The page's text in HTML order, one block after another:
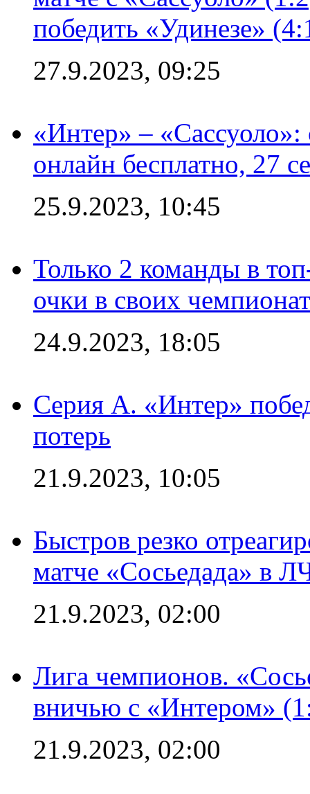
победить «Удинезе»
27.9.2023, 09:25
«Интер» –
онлайн бесплатно, 27
25.9.2023, 10:45
Только 2 команды в
очки в своих
24.9.2023, 18:05
Серия А. «Интер»
потерь
21.9.2023, 10:05
Быстров резко
матче «Сосьедада» в
21.9.2023, 02:00
Лига чемпионов.
вничью с «Интером»
21.9.2023, 02:00